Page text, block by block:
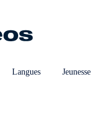
Langues Jeunesse